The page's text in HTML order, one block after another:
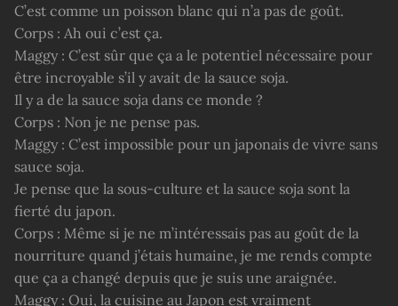
C’est comme un poisson blanc qui n’a pas de goût.
Corps : Ah oui c’est ça.
Maggy : C’est sûr que ça a le potentiel nécessaire pour
être incroyable s’il y avait de la sauce soja.
Il y a de la sauce soja dans ce monde ?
Corps : Non je ne pense pas.
Maggy : C’est impossible pour un japonais de vivre sans
sauce soja.
Je pense que la sous-culture et la sauce soja sont la
fierté du japon.
Corps : Même si je ne m’intéressais pas au goût de la
nourriture quand j’étais humaine, je me rends compte
que ça a changé depuis que je suis une araignée.
Maggy : Oui, la cuisine au Japon est vraiment